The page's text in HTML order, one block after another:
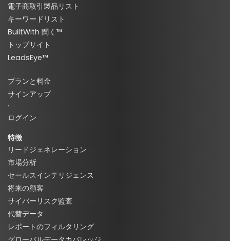
電子商取引製品リスト
キーワードリスト
BuiltWith 聞く™
トップサイト
LeadsEye™
プランと料金
サインアップ
·
ログイン
特徴
リードジェネレーション
市場分析
セールスインテリジェンス
将来の顧客
サイバーリスク監査
代替データ
レポートのフィルタリング